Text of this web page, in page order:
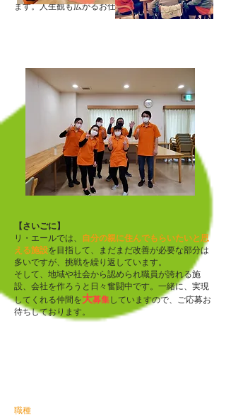
ます。人生観も広がるお仕事ですよ！
【さいごに】
リ・エールでは、 自分の親に住んでもらいたいと思
える施設を目指して、まだまだ改善が必要な部分は
多いですが、挑戦を繰り返しています。
そして、地域や社会から認められ職員が誇れる施
設、会社を作ろうと日々奮闘中です。一緒に、実現
してくれる仲間を大募集していますので、ご応募お
待ちしております。
職種